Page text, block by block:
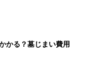
かる？墓じまい費用